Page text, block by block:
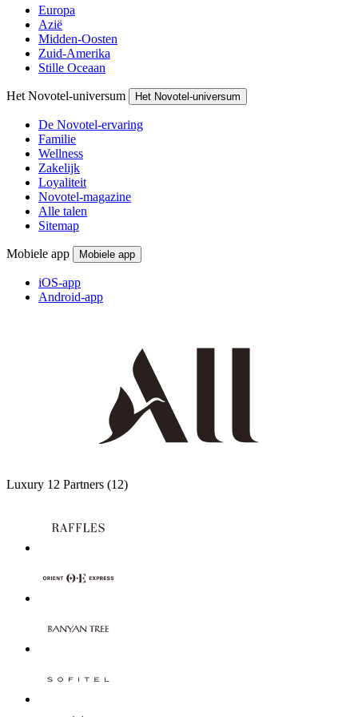
Europa
Azië
Midden-Oosten
Zuid-Amerika
Stille Oceaan
Het Novotel-universum Het Novotel-universum
De Novotel-ervaring
Familie
Wellness
Zakelijk
Loyaliteit
Novotel-magazine
Alle talen
Sitemap
Mobiele app Mobiele app
iOS-app
Android-app
Luxury 12 Partners (12)